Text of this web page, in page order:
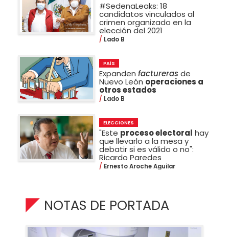
#SedenaLeaks: 18
candidatos vinculados al
crimen organizado en la
elección del 2021
Lado B
PAÍS
Expandenfacturerasde
Nuevo León operaciones a
otros estados
Lado B
ELECCIONES
"Este proceso electoral hay
que llevarlo a la mesa y
debatir si es válido o no":
Ricardo Paredes
Ernesto Aroche Aguilar
NOTAS DE PORTADA